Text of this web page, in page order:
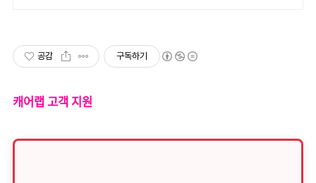
공감 구독하기
캐어랩 고객 지원